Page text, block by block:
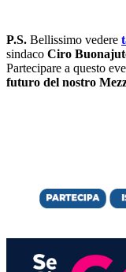
P.S. Bellissimo vedere
sindaco Ciro
Partecipare a questo
futuro del nostro